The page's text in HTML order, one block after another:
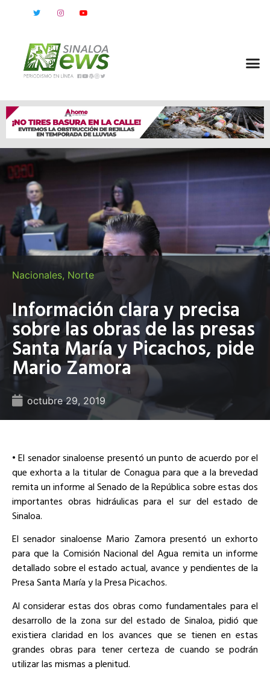
Nacionales, Norte
Información clara y precisa
sobre las obras de las presas
Santa María y Picachos, pide
Mario Zamora
octubre 29, 2019
• El senador sinaloense presentó un punto de acuerdo por el
que exhorta a la titular de Conagua para que a la brevedad
remita un informe al Senado de la República sobre estas dos
importantes obras hidráulicas para el sur del estado de
Sinaloa.
El senador sinaloense Mario Zamora presentó un exhorto
para que la Comisión Nacional del Agua remita un informe
detallado sobre el estado actual, avance y pendientes de la
Presa Santa María y la Presa Picachos.
Al considerar estas dos obras como fundamentales para el
desarrollo de la zona sur del estado de Sinaloa, pidió que
existiera claridad en los avances que se tienen en estas
grandes obras para tener certeza de cuando se podrán
utilizar las mismas a plenitud.